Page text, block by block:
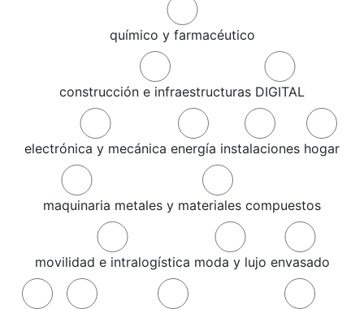
químico y farmacéutico
construcción e infraestructuras DIGITAL
electrónica y mecánica energía instalaciones hogar
maquinaria metales y materiales compuestos
movilidad e intralogística moda y lujo envasado